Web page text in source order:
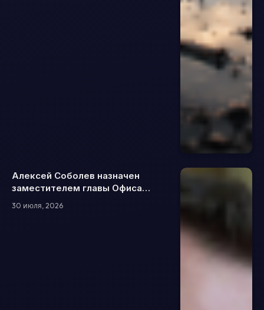
Алексей Соболев назначен
заместителем главы Офиса
президента: чем будет
заниматься и что о нем известно
30 июля, 2026